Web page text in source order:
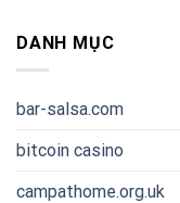
DANH MỤC
bar-salsa.com
bitcoin casino
campathome.org.uk